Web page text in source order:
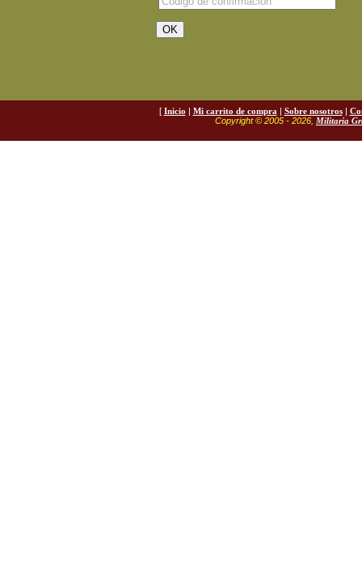
[ Inicio | Mi carrito de compra | Sobre nosotros|
Copyright © 2005 - 2026, Militaria